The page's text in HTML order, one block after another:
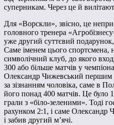
суперникам. Через це й
Для «Ворскли», звісно, це
головного тренера
уже другий суттєвий
Саме іменем цього спортсмена,
символічний клуб, до якого
300 або більше матчів у
Олександр Чижевський першим
за зізнанням чоловіка, саме в
його понад 400 матчів. Це було
грали з «біло-зеленими». Тоді
рахунком 2:1, і саме
і забив другий м’ячі.